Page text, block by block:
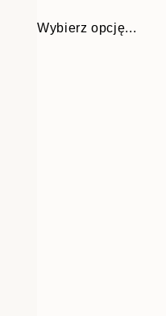
Wybierz opcję...